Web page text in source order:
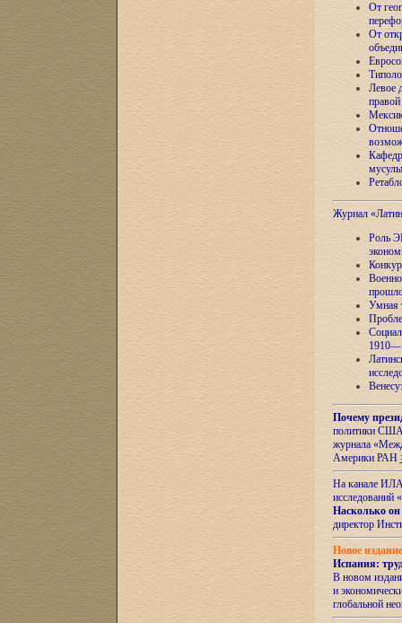
От
От
Левое
Журнал
Роль
Умная
Почему
политики США
журнала
Америки РАН
На канале ИЛА
исследований «
Насколько он
директор
Новое
Испания:
В новом
и
глобальной